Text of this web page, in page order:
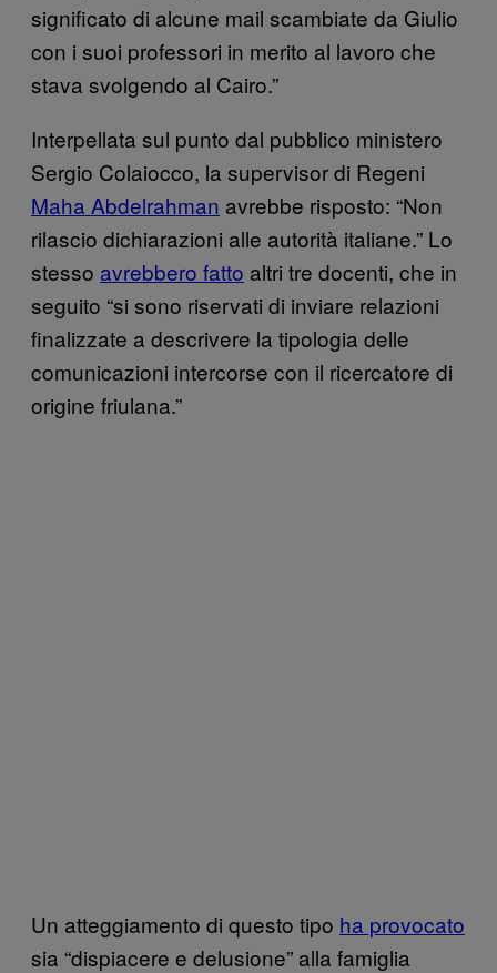
significato di alcune mail scambiate da Giulio
con i suoi professori in merito al lavoro che
stava svolgendo al Cairo.”
Interpellata sul punto dal pubblico ministero
Sergio Colaiocco, la supervisor di Regeni
Maha Abdelrahman avrebbe risposto: “Non
rilascio dichiarazioni alle autorità italiane.” Lo
stesso avrebbero fatto altri tre docenti, che in
seguito “si sono riservati di inviare relazioni
finalizzate a descrivere la tipologia delle
comunicazioni intercorse con il ricercatore di
origine friulana.”
Un atteggiamento di questo tipo ha provocato
sia “dispiacere e delusione” alla famiglia